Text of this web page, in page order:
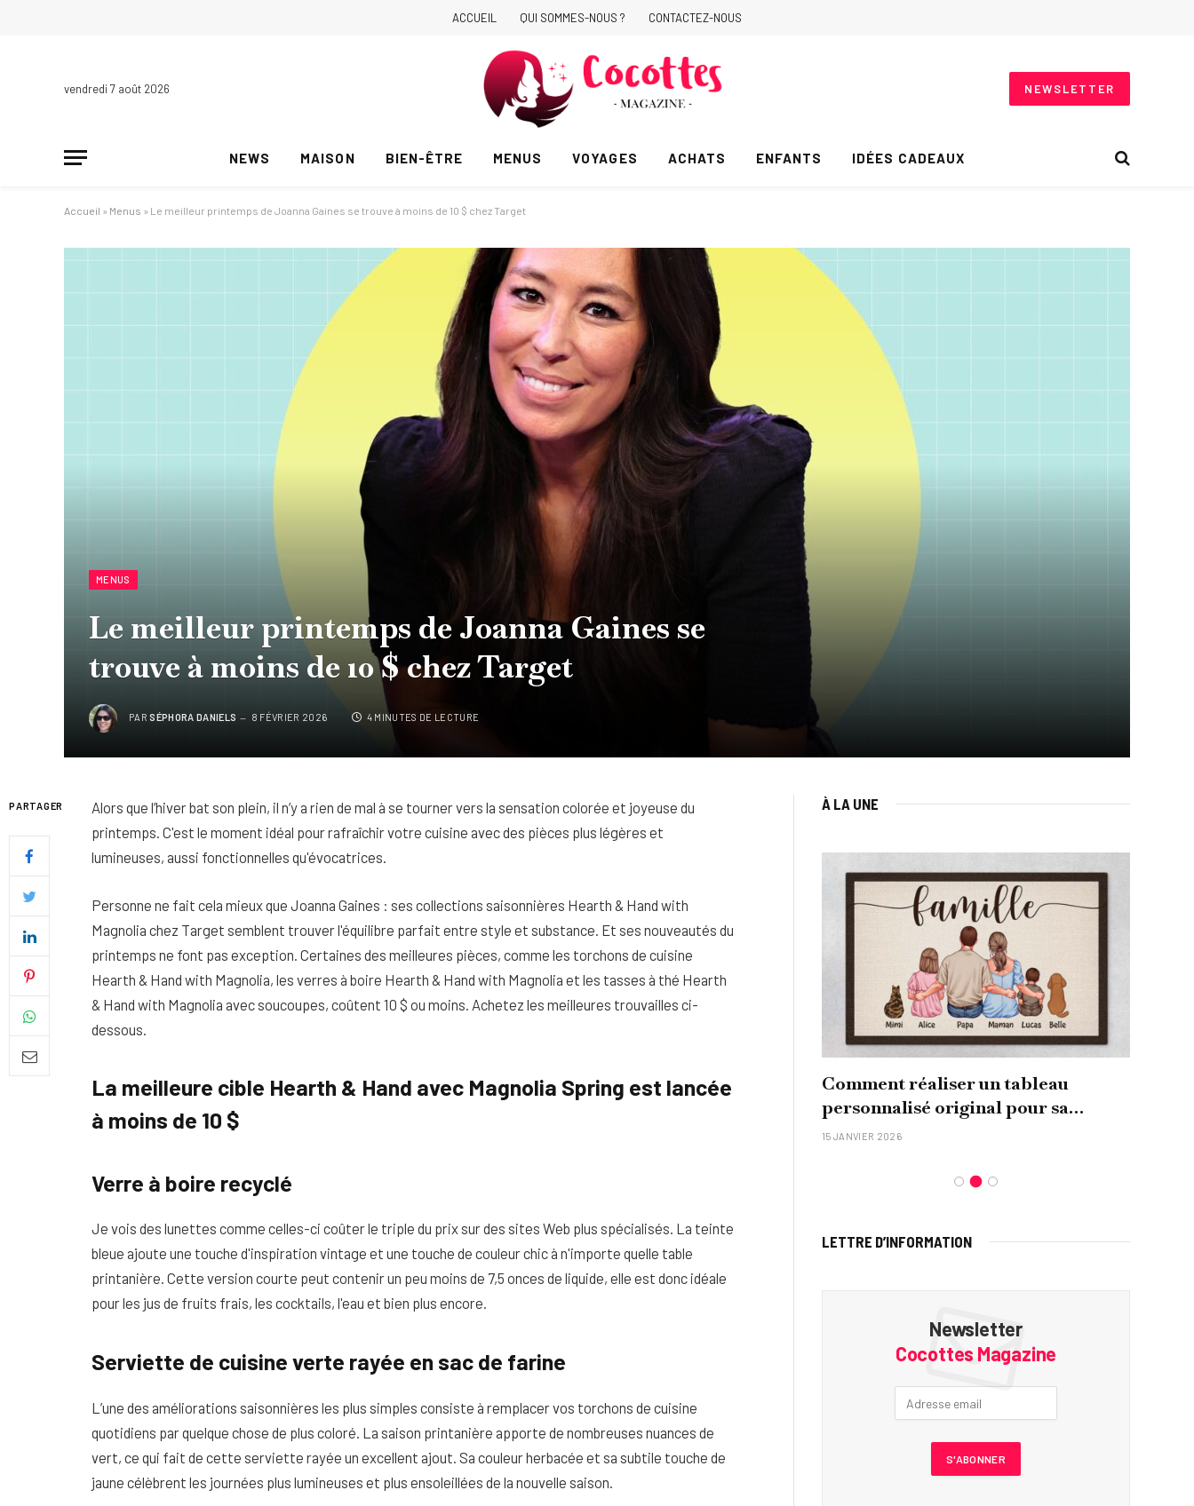
ACCUEIL QUI SOMMES-NOUS ? CONTACTEZ-NOUS
vendredi 7 août 2026 NEWSLETTER
NEWS MAISON BIEN-ÊTRE MENUS VOYAGES ACHATS ENFANTS IDÉES CADEAUX
Accueil » Menus » Le meilleur printemps de Joanna Gaines se trouve à moins de 10 $ chez Target
MENUS
Le meilleur printemps de Joanna Gaines se
trouve à moins de 10 $ chez Target
PAR SÉPHORA DANIELS 8 FÉVRIER 2026 4 MINUTES DE LECTURE
PARTAGER
Alors que l’hiver bat son plein, il n’y a rien de mal à se tourner vers la sensation colorée et joyeuse du
printemps. C'est le moment idéal pour rafraîchir votre cuisine avec des pièces plus légères et
lumineuses, aussi fonctionnelles qu'évocatrices.
Personne ne fait cela mieux que Joanna Gaines : ses collections saisonnières Hearth & Hand with
Magnolia chez Target semblent trouver l'équilibre parfait entre style et substance. Et ses nouveautés du
printemps ne font pas exception. Certaines des meilleures pièces, comme les torchons de cuisine
Hearth & Hand with Magnolia, les verres à boire Hearth & Hand with Magnolia et les tasses à thé Hearth
& Hand with Magnolia avec soucoupes, coûtent 10 $ ou moins. Achetez les meilleures trouvailles ci-
dessous.
La meilleure cible Hearth & Hand avec Magnolia Spring est lancée
à moins de 10 $
Verre à boire recyclé
Je vois des lunettes comme celles-ci coûter le triple du prix sur des sites Web plus spécialisés. La teinte
bleue ajoute une touche d'inspiration vintage et une touche de couleur chic à n'importe quelle table
printanière. Cette version courte peut contenir un peu moins de 7,5 onces de liquide, elle est donc idéale
pour les jus de fruits frais, les cocktails, l'eau et bien plus encore.
Serviette de cuisine verte rayée en sac de farine
L’une des améliorations saisonnières les plus simples consiste à remplacer vos torchons de cuisine
quotidiens par quelque chose de plus coloré. La saison printanière apporte de nombreuses nuances de
vert, ce qui fait de cette serviette rayée un excellent ajout. Sa couleur herbacée et sa subtile touche de
jaune célèbrent les journées plus lumineuses et plus ensoleillées de la nouvelle saison.
À LA UNE
Quel soin adopter pour une peau
uniforme et lumineuse
Peau sèche et sensible : quels soins
utiliser pour ne pas l’irriter ?
Comment réaliser un tableau
personnalisé original pour sa
famille ?
15 JANVIER 2026
LETTRE D’INFORMATION
Newsletter
Cocottes Magazine